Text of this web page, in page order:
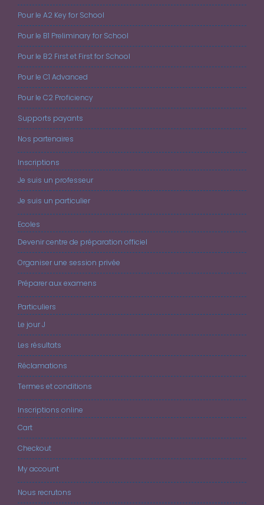
Pour le A2 Key for School
Pour le B1 Preliminary for School
Pour le B2 First et First for School
Pour le C1 Advanced
Pour le C2 Proficiency
Supports payants
Nos partenaires
Inscriptions
Je suis un professeur
Je suis un particulier
Ecoles
Devenir centre de préparation officiel
Organiser une session privée
Préparer aux examens
Particuliers
Le jour J
Les résultats
Réclamations
Termes et conditions
Inscriptions online
Cart
Checkout
My account
Nous recrutons